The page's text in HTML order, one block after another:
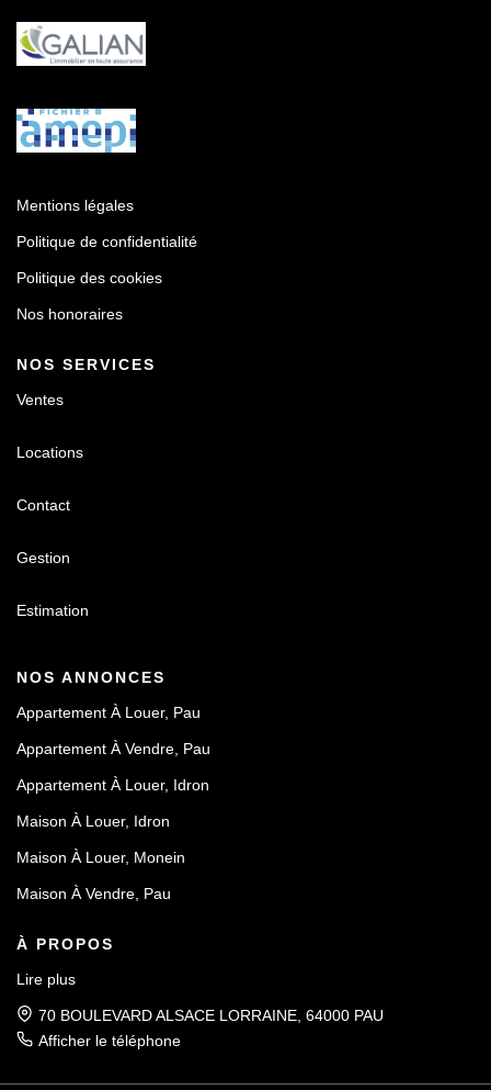
Mentions légales
Politique de confidentialité
Politique des cookies
Nos honoraires
NOS SERVICES
Ventes
Locations
Contact
Gestion
Estimation
NOS ANNONCES
Appartement À Louer, Pau
Appartement À Vendre, Pau
Appartement À Louer, Idron
Maison À Louer, Idron
Maison À Louer, Monein
Maison À Vendre, Pau
À PROPOS
Lire plus
70 BOULEVARD ALSACE LORRAINE, 64000 PAU
Afficher le téléphone